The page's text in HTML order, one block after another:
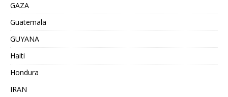
GAZA
Guatemala
GUYANA
Haiti
Hondura
IRAN